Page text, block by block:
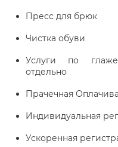
Пресс для брюк
Чистка обуви
Услуги по
отдельно
Прачечная
Индивидуальная
Ускоренная